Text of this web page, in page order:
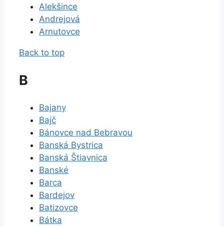
Alekšince
Andrejová
Arnutovce
Back to top
B
Bajany
Bajč
Bánovce nad Bebravou
Banská Bystrica
Banská Štiavnica
Banské
Barca
Bardejov
Batizovce
Bátka